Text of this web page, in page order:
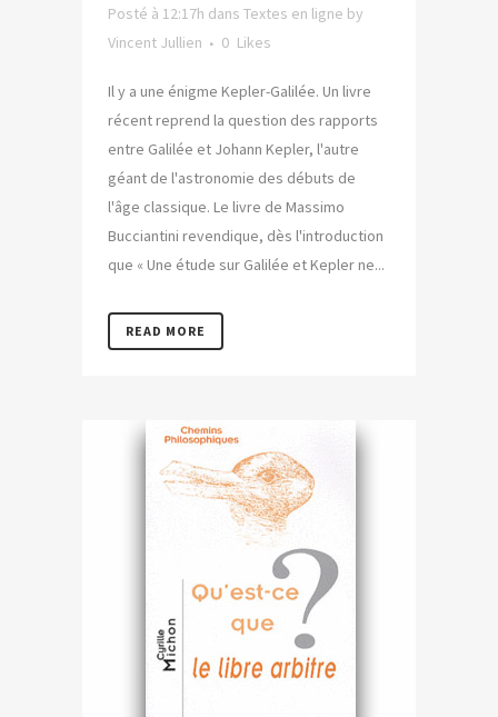
Posté à 12:17h dans Textes en ligne by
Vincent Jullien
0 Likes
Il y a une énigme Kepler-Galilée. Un livre
récent reprend la question des rapports
entre Galilée et Johann Kepler, l'autre
géant de l'astronomie des débuts de
l'âge classique. Le livre de Massimo
Bucciantini revendique, dès l'introduction
que « Une étude sur Galilée et Kepler ne...
READ MORE